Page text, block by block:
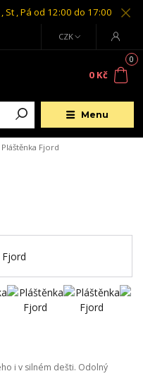
, Pá od 12:00 do 17:00
Menu
CZK
0
0 Kč
Pláštěnka Fjord
i v silném dešti. Odolný